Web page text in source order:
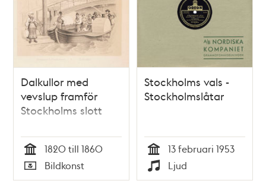
Dalkullor med
vevslup framför
Stockholms slott
Tid
1820 till 1860
Typ
Bildkonst
Stockholms vals -
Stockholmslåtar
Tid
13 februari 1953
Typ
Ljud